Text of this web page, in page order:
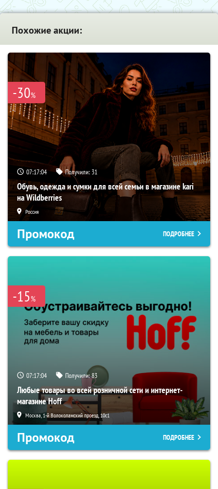
Похожие акции:
-30%
07:17:03 Получили: 31
Обувь, одежда и сумки для всей семьи в магазине kari
на Wildberries
Россия
Промокод ПОДРОБНЕЕ
-15%
07:17:03 Получили:83
Любые товары во всей розничной сети и интернет-
магазине Hoff
Москва, 1-й Волоколамский проезд, 10с1
Промокод ПОДРОБНЕЕ